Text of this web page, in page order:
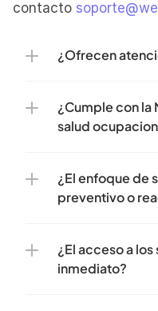
contacto
¿Ofrecen
¿Cumple con la
salud
¿El enfoque de
preventivo o
¿El acceso a
inmediato?